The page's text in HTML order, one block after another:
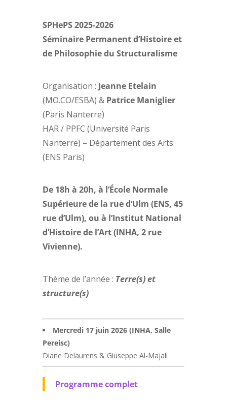
SPHePS 2025-2026
Séminaire Permanent d’Histoire et
de Philosophie du Structuralisme
Organisation : Jeanne Etelain
(MO.CO/ESBA) & Patrice Maniglier
(Paris Nanterre)
HAR / PPFC (Université Paris
Nanterre) – Département des Arts
(ENS Paris)
De 18h à 20h, à l’École Normale
Supérieure de la rue d’Ulm (ENS, 45
rue d’Ulm), ou à l’Institut National
d’Histoire de l’Art (INHA, 2 rue
Vivienne).
Thème de l’année : Terre(s) et
structure(s)
Mercredi 17 juin 2026 (INHA, Salle
Pereisc)
Diane Delaurens & Giuseppe Al-Majali
Programme complet